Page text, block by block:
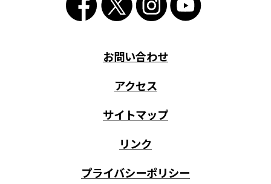
お問い合わせ
アクセス
サイトマップ
リンク
プライバシーポリシー